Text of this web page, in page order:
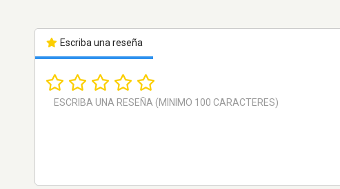
Escriba una reseña